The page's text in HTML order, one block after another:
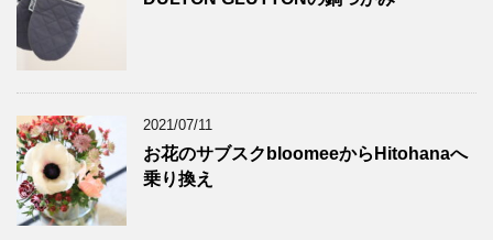
2021/07/11
お花のサブスクbloomeeからHitohanaへ
乗り換え